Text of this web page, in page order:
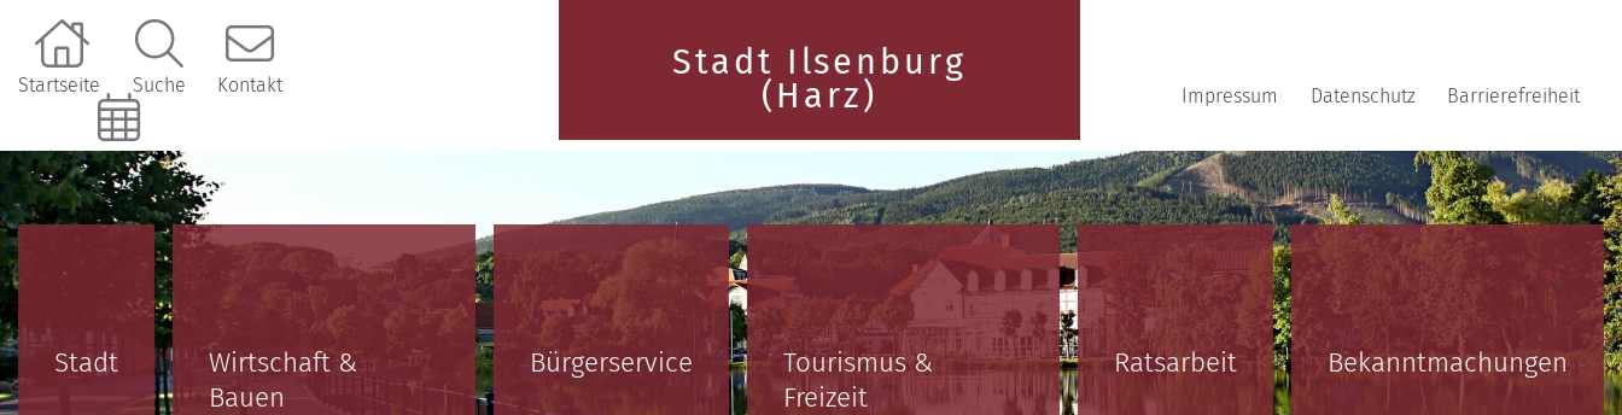
Startseite Suche Kontakt
Online-Terminbuchung
Stadt Ilsenburg
(Harz)
Impressum Datenschutz Barrierefreiheit
Stadt
Wirtschaft &
Bauen
Bürgerservice
Tourismus &
Freizeit
Ratsarbeit Bekanntmachungen